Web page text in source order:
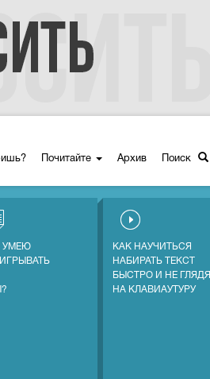
Почитайте Архив Поиск
УМЕЮ
КАК НАУЧИТЬСЯ
НАБИРАТЬ ТЕКСТ
БЫСТРО И НЕ ГЛЯДЯ
НА КЛАВИАУТУРУ